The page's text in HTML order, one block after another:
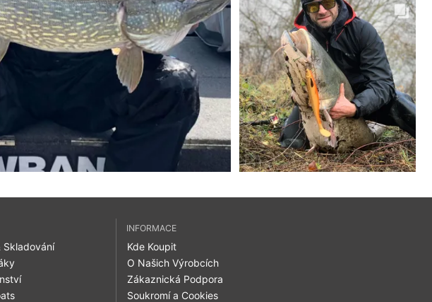
Skladování
INFORMACE
Kde Koupit
O Našich Výrobcích
Zákaznická Podpora
Soukromí a Cookies